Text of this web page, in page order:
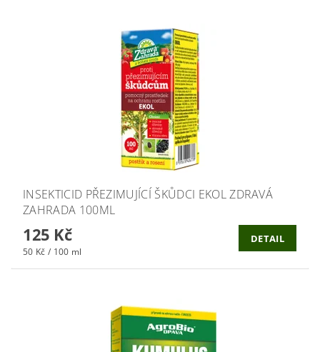
INSEKTICID PŘEZIMUJÍCÍ ŠKŮDCI EKOL ZDRAVÁ
ZAHRADA 100ML
125 Kč
50 Kč / 100 ml
DETAIL